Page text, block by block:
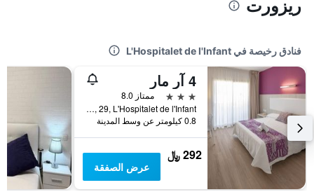
ريزورت
فنادق رخيصة في L'Hospitalet de l'Infant
4 آر مار
3 نجوم
ممتاز 8.0
Cesar Gimeno, 29, L'Hospitalet de l'Infant, كاتالونيا, أسبانيا
0.8 كيلومتر عن وسط المدينة
292 ﷼
عرض الصفقة